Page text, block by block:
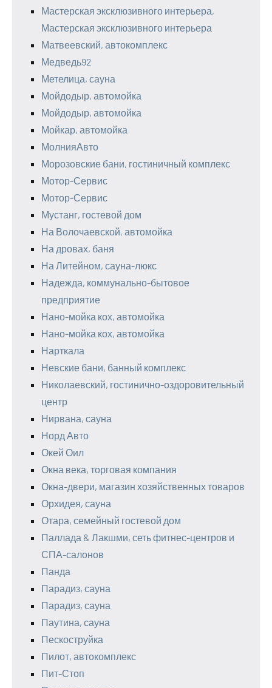
Мастерская эксклюзивного интерьера,
Мастерская эксклюзивного интерьера
Матвеевский, автокомплекс
Медведь92
Метелица, сауна
Мойдодыр, автомойка
Мойдодыр, автомойка
Мойкар, автомойка
МолнияАвто
Морозовские бани, гостиничный комплекс
Мотор-Сервис
Мотор-Сервис
Мустанг, гостевой дом
На Волочаевской, автомойка
На дровах, баня
На Литейном, сауна-люкс
Надежда, коммунально-бытовое
предприятие
Нано-мойка кох, автомойка
Нано-мойка кох, автомойка
Нарткала
Невские бани, банный комплекс
Николаевский, гостинично-оздоровительный
центр
Нирвана, сауна
Норд Авто
Окей Оил
Окна века, торговая компания
Окна-двери, магазин хозяйственных товаров
Орхидея, сауна
Отара, семейный гостевой дом
Паллада & Лакшми, сеть фитнес-центров и
СПА-салонов
Панда
Парадиз, сауна
Парадиз, сауна
Паутина, сауна
Пескоструйка
Пилот, автокомплекс
Пит-Стоп